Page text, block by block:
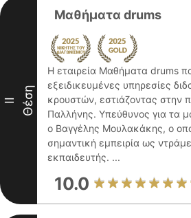
II Θέση
Μαθήματα drums
Η εταιρεία Μαθήματα drums
εξειδικευμένες υπηρεσίες
κρουστών, εστιάζοντας στην
Παλλήνης. Υπεύθυνος για τα
ο Βαγγέλης Μουλακάκης, ο
σημαντική εμπειρία ως
εκπαιδευτής. ...
10.0